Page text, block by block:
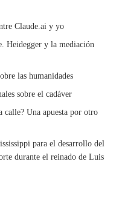
Claude.ai y yo
Heidegger y la mediación
las humanidades
sobre el cadáver
calle? Una apuesta por otro
para el desarrollo del
durante el reinado de Luis